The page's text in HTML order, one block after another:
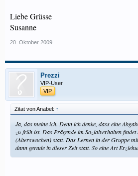
Liebe Grüsse
Susanne
20. Oktober 2009
Prezzi
VIP-User
VIP
Zitat von Anabel: ↑
Ja, das meine ich. Denn ich denke, dass eine
zu früh ist. Das Prägende im Sozialverhalten findet
(Alterswochen) statt. Das Lernen in der Gruppe
dann gerade in dieser Zeit statt. So eine Art